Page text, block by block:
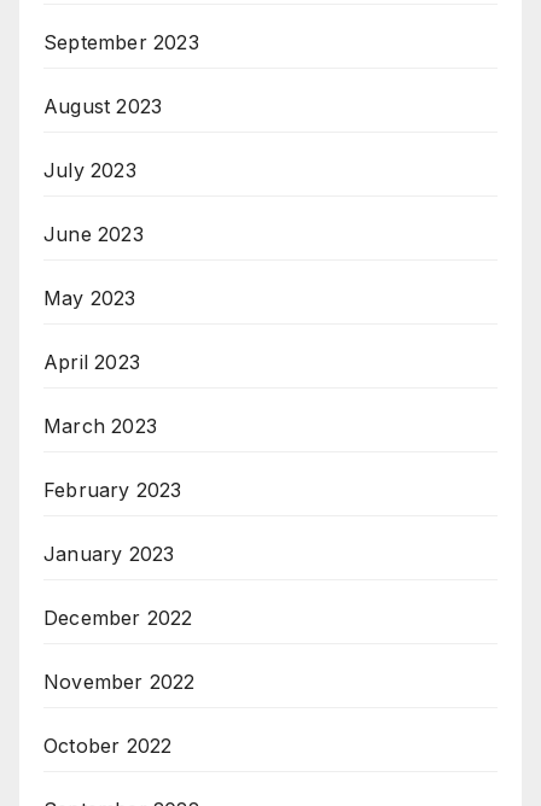
September 2023
August 2023
July 2023
June 2023
May 2023
April 2023
March 2023
February 2023
January 2023
December 2022
November 2022
October 2022